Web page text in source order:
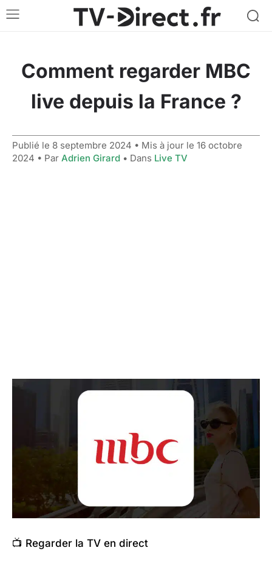
Comment regarder MBC
live depuis la France ?
Publié le 8 septembre 2024 • Mis à jour le 16 octobre
2024 • Par Adrien Girard • Dans Live TV
📺 Regarder la TV en direct